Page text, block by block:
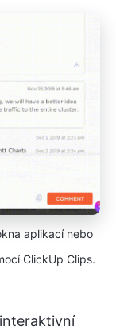
aplikací nebo
ClickUp Clips.